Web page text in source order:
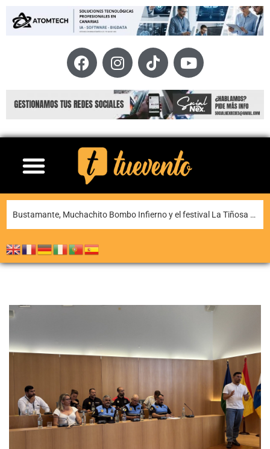
La XI Famara Total reunirá a algunos de los mejores corredores de Canarias del 13 al 15 de agosto